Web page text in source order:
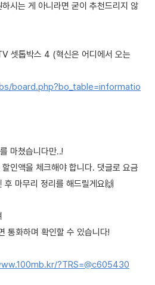
시는 게 아니라면 굳이 추천드리지 않
셋톱박스 4 (혁신은 어디에서 오는
board.php?bo_table=informatio
마쳤습니다만..!
인액을 체크해야 합니다. 댓글로 요금
후 마무리 정리를 해드릴게요🙌
통화하며 확인할 수 있습니다!
?TRS=@c605430